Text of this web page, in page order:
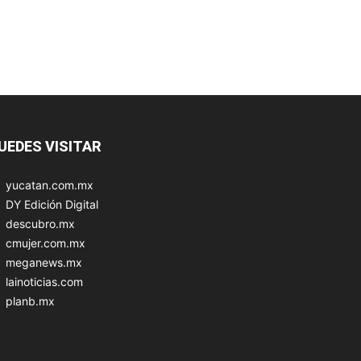
VISITAR
yucatan.com.mx
DY Edición Digital
descubro.mx
cmujer.com.mx
meganews.mx
lainoticias.com
planb.mx